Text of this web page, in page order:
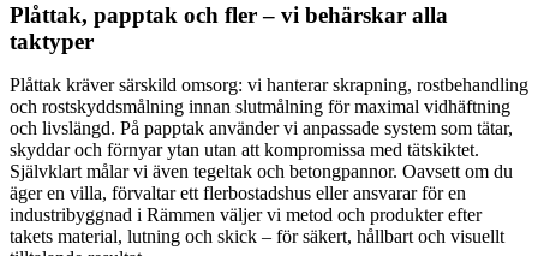
Plåttak, papptak och fler – vi behärskar alla
taktyper
Plåttak kräver särskild omsorg: vi hanterar skrapning, rostbehandling
och rostskyddsmålning innan slutmålning för maximal vidhäftning
och livslängd. På papptak använder vi anpassade system som tätar,
skyddar och förnyar ytan utan att kompromissa med tätskiktet.
Självklart målar vi även tegeltak och betongpannor. Oavsett om du
äger en villa, förvaltar ett flerbostadshus eller ansvarar för en
industribyggnad i Rämmen väljer vi metod och produkter efter
takets material, lutning och skick – för säkert, hållbart och visuellt